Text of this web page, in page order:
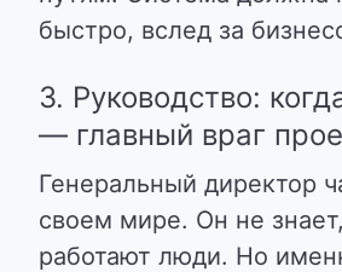
быстро, вслед за
3. Руководство:
— главный враг
Генеральный директор
своем мире. Он не
работают люди. Но